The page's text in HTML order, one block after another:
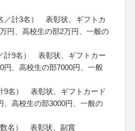
／計3名） 表彰状、ギフトカ
円、高校生の部2万円、一般の
計9名） 表彰状、ギフトカー
円、高校生の部7000円、一般
9名） 表彰状、ギフトカード
、高校生の部3000円、一般の
名） 表彰状、副賞